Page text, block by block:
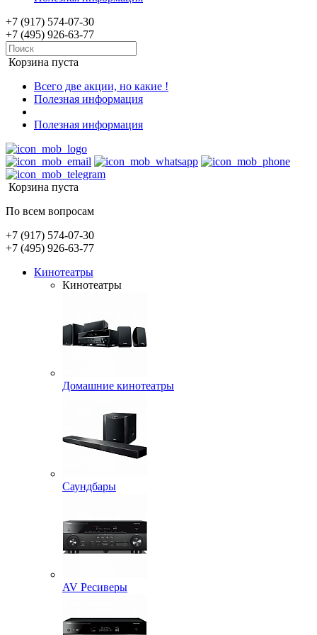
+7 (917) 574-07-30
+7 (495) 926-63-77
Корзина пуста
Всего две акции, но какие !
Полезная информация
Полезная информация
Корзина пуста
По всем вопросам
+7 (917) 574-07-30
+7 (495) 926-63-77
Кинотеатры
Кинотеатры
Домашние кинотеатры
Саундбары
AV Ресиверы